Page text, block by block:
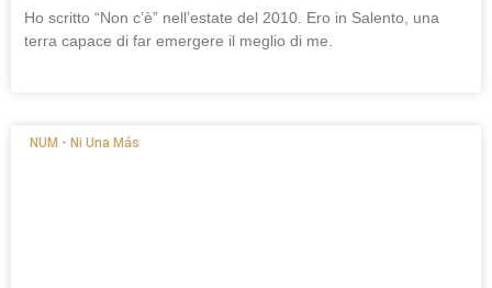
Ho scritto “Non c’è” nell’estate del 2010. Ero in Salento, una
terra capace di far emergere il meglio di me.
NUM - Ni Una Más